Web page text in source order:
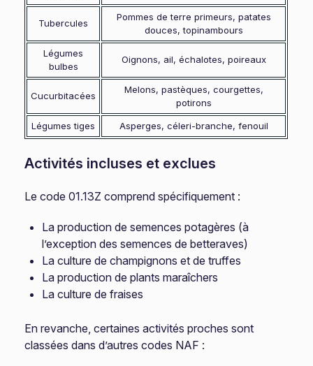
Tubercules
Pommes de terre primeurs, patates
douces, topinambours
Légumes
bulbes
Oignons, ail, échalotes, poireaux
Cucurbitacées
Melons, pastèques, courgettes,
potirons
Légumes tiges Asperges, céleri-branche, fenouil
Activités incluses et exclues
Le code 01.13Z comprend spécifiquement :
La production de semences potagères (à
l’exception des semences de betteraves)
La culture de champignons et de truffes
La production de plants maraîchers
La culture de fraises
En revanche, certaines activités proches sont
classées dans d’autres codes NAF :